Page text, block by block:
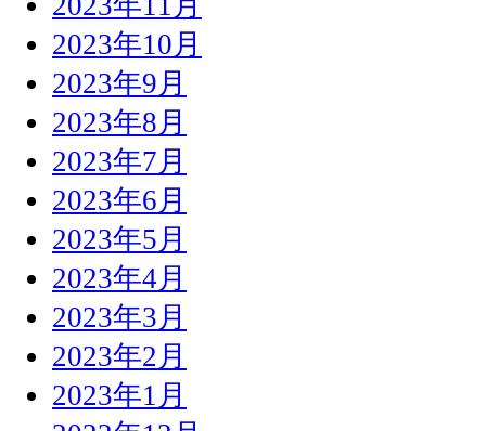
2023年10月
2023年9月
2023年8月
2023年7月
2023年6月
2023年5月
2023年4月
2023年3月
2023年2月
2023年1月